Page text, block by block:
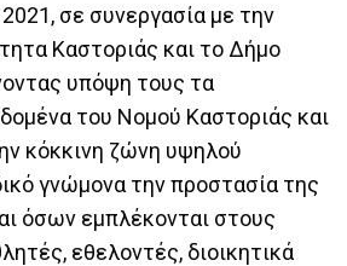
σε συνεργασία με την
Καστοριάς και το Δήμο
υπόψη τους τα
του Νομού Καστοριάς και
κόκκινη ζώνη υψηλού
γνώμονα την προστασία της
όσων εμπλέκονται στους
εθελοντές, διοικητικά